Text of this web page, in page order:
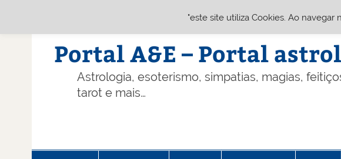
Portal A&E – Portal
Astrologia, esoterismo, simpatias, magias,
tarot e mais…
"este site utiliza Cookies. Ao navegar